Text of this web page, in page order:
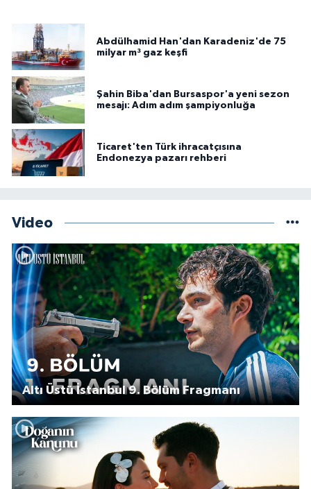
Abdülhamid Han'dan Karadeniz'de 75
milyar m³ gaz keşfi
Şahin Biba'dan Bursaspor'a yeni sezon
mesajı: Adım adım şampiyonluğa
Ticaret'ten Türk ihracatçısına
Endonezya pazarı rehberi
Video
Altı Üstü İstanbul 9. Bölüm Fragmanı